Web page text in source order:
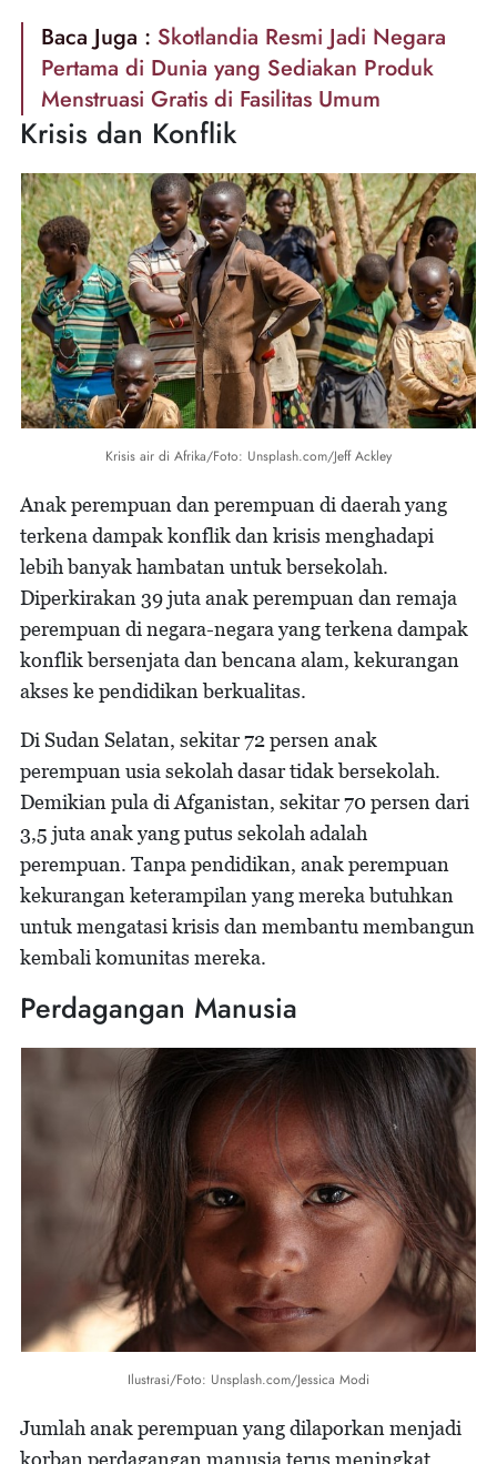
Baca Juga : Skotlandia Resmi Jadi Negara
Pertama di Dunia yang Sediakan Produk
Menstruasi Gratis di Fasilitas Umum
Krisis dan Konflik
Krisis air di Afrika/Foto: Unsplash.com/Jeff Ackley
Anak perempuan dan perempuan di daerah yang
terkena dampak konflik dan krisis menghadapi
lebih banyak hambatan untuk bersekolah.
Diperkirakan 39 juta anak perempuan dan remaja
perempuan di negara-negara yang terkena dampak
konflik bersenjata dan bencana alam, kekurangan
akses ke pendidikan berkualitas.
Di Sudan Selatan, sekitar 72 persen anak
perempuan usia sekolah dasar tidak bersekolah.
Demikian pula di Afganistan, sekitar 70 persen dari
3,5 juta anak yang putus sekolah adalah
perempuan. Tanpa pendidikan, anak perempuan
kekurangan keterampilan yang mereka butuhkan
untuk mengatasi krisis dan membantu membangun
kembali komunitas mereka.
Perdagangan Manusia
Ilustrasi/Foto: Unsplash.com/Jessica Modi
Jumlah anak perempuan yang dilaporkan menjadi
korban perdagangan manusia terus meningkat.